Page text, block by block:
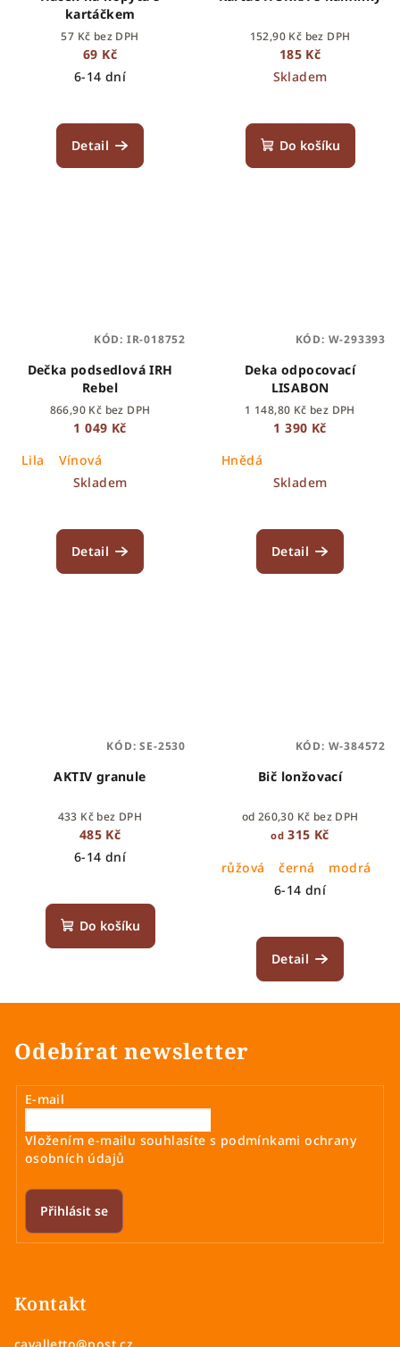
kartáčkem
57 Kč bez DPH
69 Kč
6-14 dní
Detail
152,90 Kč bez DPH
185 Kč
Skladem
Do košíku
Dečka podsedlová IRH
Rebel
866,90 Kč bez DPH
1 049 Kč
Lila
Vínová
Skladem
Detail
KÓD: IR-018752
Deka odpocovací
LISABON
1 148,80 Kč bez DPH
1 390 Kč
Hnědá
Skladem
Detail
KÓD: W-293393
AKTIV granule
433 Kč bez DPH
485 Kč
6-14 dní
Do košíku
KÓD:SE-2530
Bič lonžovací
od 260,30 Kč bez DPH
od 315 Kč
růžová
černá
modrá
6-14 dní
Detail
KÓD: W-384572
Odebírat newsletter
E-mail
Vložením e-mailu souhlasíte s podmínkami ochrany
osobních údajů
Přihlásit se
Kontakt